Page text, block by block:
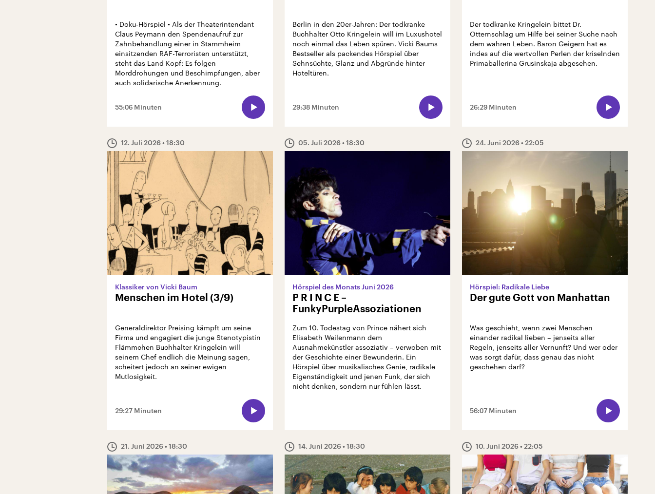
• Doku-Hörspiel • Als der Theaterintendant
Claus Peymann den Spendenaufruf zur
Zahnbehandlung einer in Stammheim
einsitzenden RAF-Terroristen unterstützt,
steht das Land Kopf: Es folgen
Morddrohungen und Beschimpfungen, aber
auch solidarische Anerkennung.
55:06 Minuten
Berlin in den 20er-Jahren: Der todkranke
Buchhalter Otto Kringelein will im Luxushotel
noch einmal das Leben spüren. Vicki Baums
Bestseller als packendes Hörspiel über
Sehnsüchte, Glanz und Abgründe hinter
Hoteltüren.
29:38 Minuten
Der todkranke Kringelein bittet Dr.
Otternschlag um Hilfe bei seiner Suche nach
dem wahren Leben. Baron Geigern hat es
indes auf die wertvollen Perlen der kriselnden
Primaballerina Grusinskaja abgesehen.
26:29 Minuten
12. Juli 2026• 18:30
Klassiker von Vicki Baum
Menschen im Hotel (3/9)
Generaldirektor Preising kämpft um seine
Firma und engagiert die junge Stenotypistin
Flämmchen Buchhalter Kringelein will
seinem Chef endlich die Meinung sagen,
scheitert jedoch an seiner ewigen
Mutlosigkeit.
29:27 Minuten
05. Juli 2026• 18:30
Hörspiel des Monats Juni 2026
P R I N C E –
FunkyPurpleAssoziationen
Zum 10. Todestag von Prince nähert sich
Elisabeth Weilenmann dem
Ausnahmekünstler assoziativ – verwoben mit
der Geschichte einer Bewunderin. Ein
Hörspiel über musikalisches Genie, radikale
Eigenständigkeit und jenen Funk, der sich
nicht denken, sondern nur fühlen lässt.
24. Juni 2026• 22:05
Hörspiel: Radikale Liebe
Der gute Gott von Manhattan
Was geschieht, wenn zwei Menschen
einander radikal lieben – jenseits aller
Regeln, jenseits aller Vernunft? Und wer oder
was sorgt dafür, dass genau das nicht
geschehen darf?
56:07 Minuten
21. Juni 2026• 18:30 14. Juni 2026• 18:30 10. Juni 2026• 22:05